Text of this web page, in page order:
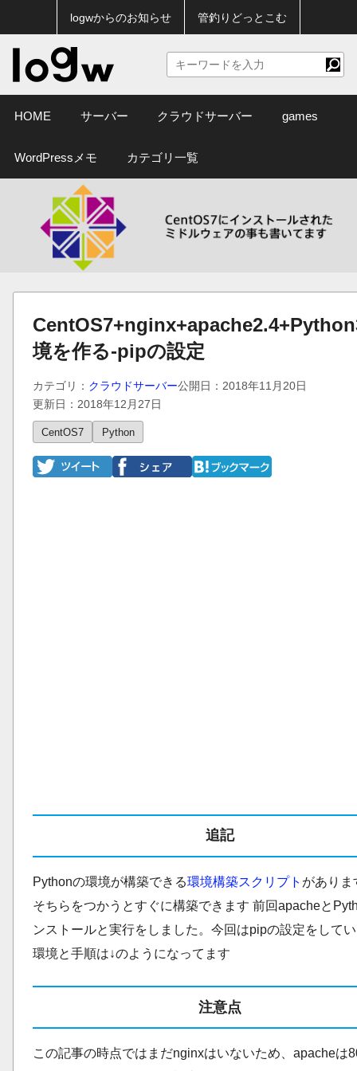
logwからのお知らせ 管釣りどっとこむ
HOME サーバー クラウドサーバー games
WordPressメモ カテゴリ一覧
境を作る-pipの設定
カテゴリ： クラウドサーバー公開日：2018年11月20日
更新日：2018年12月27日
CentOS7 Python
追記
Pythonの環境が構築できる環境構築スクリプト がありま
そちらをつかうとすぐに構築できます 前回apacheと
ンストールと実行をしました。今回はpipの設定をして
環境と手順は↓のようになってます
注意点
この記事の時点ではまだnginxはいないため、apacheは